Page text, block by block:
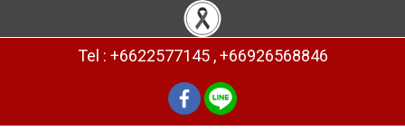
Tel : +6622577145 , +66926568846